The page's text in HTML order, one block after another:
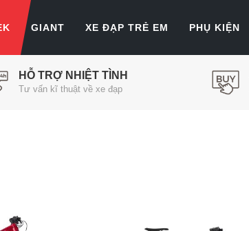
GIANT XE ĐẠP TRẺ EM PHỤ KIỆN
HỖ TRỢ NHIỆT TÌNH
Tư vấn kĩ thuật về xe đạp